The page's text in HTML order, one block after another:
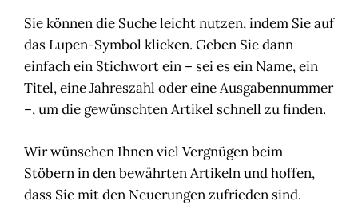
Sie können die Suche leicht nutzen, indem Sie auf
das Lupen-Symbol klicken. Geben Sie dann
einfach ein Stichwort ein – sei es ein Name, ein
Titel, eine Jahreszahl oder eine Ausgabennummer
–, um die gewünschten Artikel schnell zu finden.
Wir wünschen Ihnen viel Vergnügen beim
Stöbern in den bewährten Artikeln und hoffen,
dass Sie mit den Neuerungen zufrieden sind.